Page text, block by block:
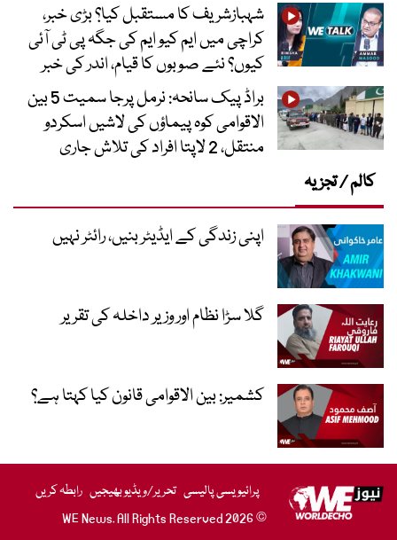
شہبازشریف کا مستقبل کیا؟ بڑی خبر،
کراچی میں ایم کیو ایم کی جگہ پی ٹی آئی
کیوں؟ نئے صوبوں کا قیام، اندر کی خبر
براڈ پیک سانحہ: نرمل پرجا سمیت 5 بین
الاقوامی کوہ پیماؤں کی لاشیں اسکردو
منتقل، 2 لاپتا افراد کی تلاش جاری
کالم / تجزیہ
اپنی زندگی کے ایڈیٹر بنیں، رائٹر نہیں
گلا سڑا نظام اور وزیر داخلہ کی تقریر
کشمیر: بین الاقوامی قانون کیا کہتا ہے؟
پرائیویسی پالیسی تحریر/ویڈیو بھیجیں رابطہ کریں
© 2026 WE News. All Rights Reserved